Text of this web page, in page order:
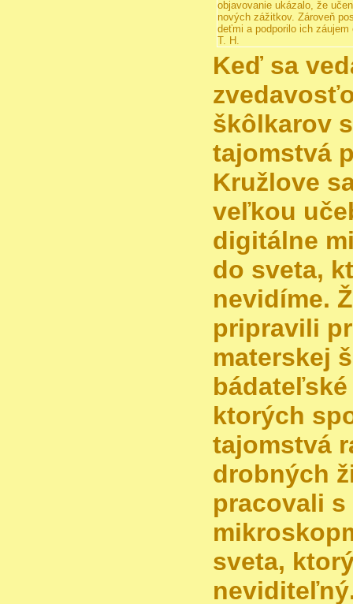
Keď sa
škôlkarov
tajomstvá
Kružlove
veľkou
digitálne
do sveta,
nevidíme.
pripravili
materskej
ktorých
tajomstvá
drobných
pracovali
sveta,